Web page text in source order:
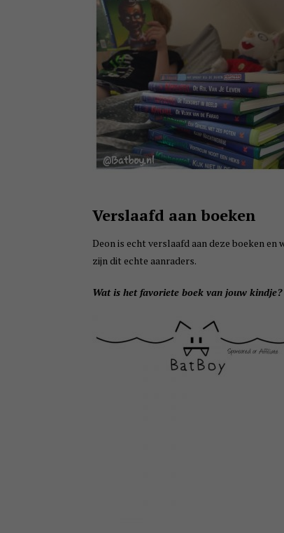
Verslaafd aan boeken
Deon is echt verslaafd aan deze boeken
zijn dit echte aanraders.
Wat is het favoriete boek van jouw kindje?